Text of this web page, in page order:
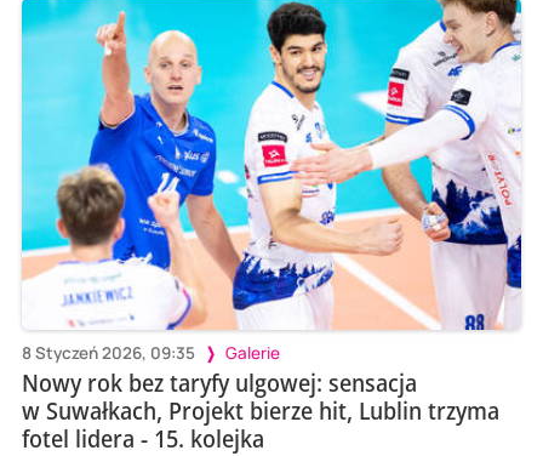
8 Styczeń 2026, 09:35 Galerie
Nowy rok bez taryfy ulgowej: sensacja
w Suwałkach, Projekt bierze hit, Lublin trzyma
fotel lidera - 15. kolejka